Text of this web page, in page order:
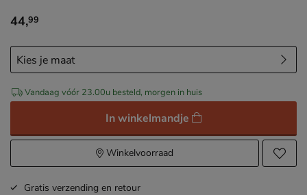
€ 44,99
44,99
Vandaag vóór 23.00u besteld, morgen in huis
In winkelmandje
Winkelvoorraad
Gratis verzending en retour